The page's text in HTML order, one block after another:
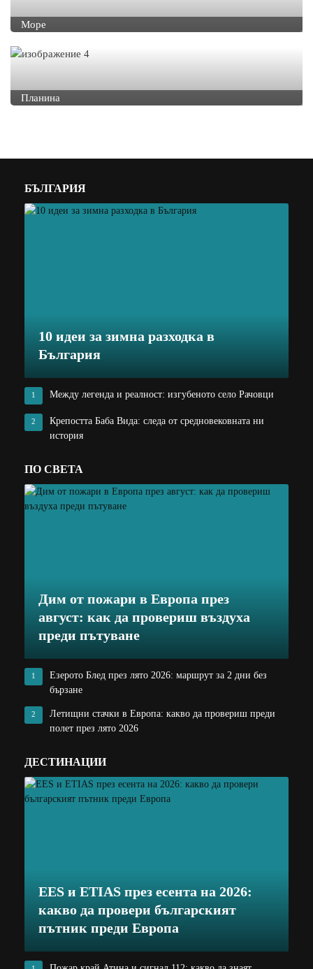
Море
Планина
БЪЛГАРИЯ
10 идеи за зимна разходка в
България
1 Между легенда и реалност: изгубеното село Рачовци
2
Крепостта Баба Вида: следа от средновековната ни
история
ПО СВЕТА
Дим от пожари в Европа през
август: как да провериш въздуха
преди пътуване
1
Езерото Блед през лято 2026: маршрут за 2 дни без
бързане
2
Летищни стачки в Европа: какво да провериш преди
полет през лято 2026
ДЕСТИНАЦИИ
EES и ETIAS през есента на 2026:
какво да провери българският
пътник преди Европа